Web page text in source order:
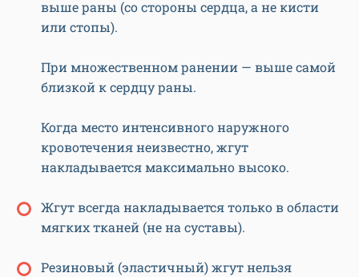
выше раны (со стороны сердца, а не кисти
или стопы).
При множественном ранении — выше самой
близкой к сердцу раны.
Когда место интенсивного наружного
кровотечения неизвестно, жгут
накладывается максимально высоко.
Жгут всегда накладывается только в области
мягких тканей (не на суставы).
Резиновый (эластичный) жгут нельзя